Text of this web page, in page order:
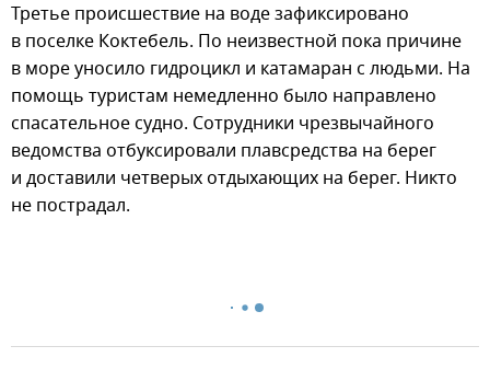
Третье происшествие на воде зафиксировано
в поселке Коктебель. По неизвестной пока причине
в море уносило гидроцикл и катамаран с людьми. На
помощь туристам немедленно было направлено
спасательное судно. Сотрудники чрезвычайного
ведомства отбуксировали плавсредства на берег
и доставили четверых отдыхающих на берег. Никто
не пострадал.